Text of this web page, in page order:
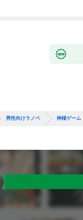
男性向けラノベ 神様ゲーム